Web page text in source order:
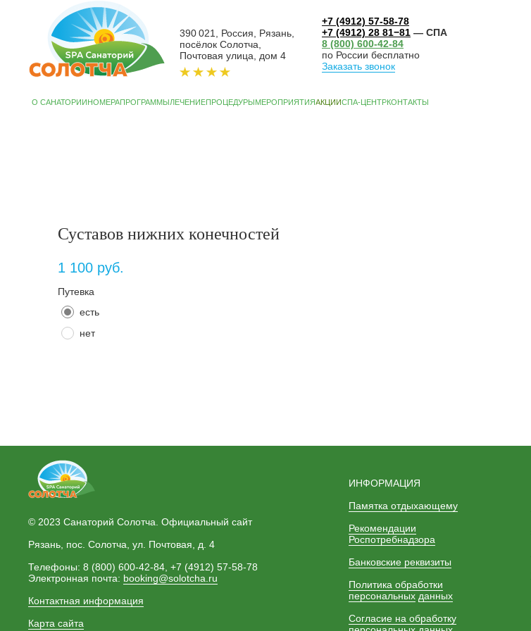
390 021, Россия, Рязань,
посёлок Солотча,
Почтовая улица, дом 4
+7 (4912) 57-58-78
+7 (4912) 28 81−81 — СПА
8 (800) 600-42-84
по России бесплатно
Заказать звонок
Суставов нижних конечностей
1 100 руб.
Путевка
есть
нет
© 2023 Санаторий Солотча. Официальный сайт
Рязань, пос. Солотча, ул. Почтовая, д. 4
Телефоны: 8 (800) 600-42-84, +7 (4912) 57-58-78
Электронная почта: booking@solotcha.ru
Контактная информация
Карта сайта
ИНФОРМАЦИЯ
Памятка отдыхающему
Рекомендации
Роспотребнадзора
Банковские реквизиты
Политика обработки
персональных данных
Согласие на обработку